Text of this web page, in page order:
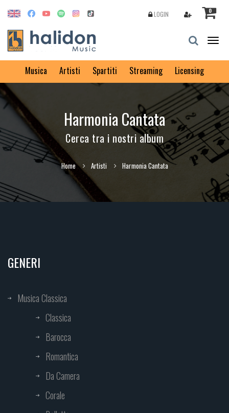
0
LOGIN
Musica Artisti Spartiti Streaming Licensing
Harmonia Cantata
Cerca tra i nostri album
Home Artisti Harmonia Cantata
GENERI
Musica Classica
Classica
Barocca
Romantica
Da Camera
Corale